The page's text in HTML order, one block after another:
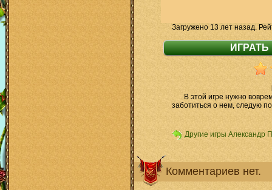
Загружено 13 лет назад.
В этой игре нужно
заботиться о нем, следую
Другие игры Александр
Комментариев нет.